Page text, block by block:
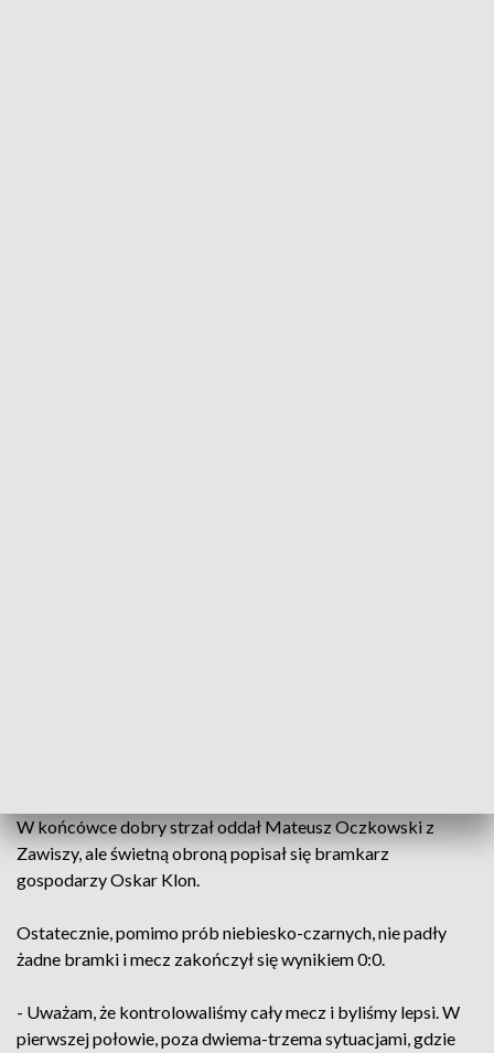
W końcówce dobry strzał oddał Mateusz Oczkowski z
Zawiszy, ale świetną obroną popisał się bramkarz
gospodarzy Oskar Klon.
Ostatecznie, pomimo prób niebiesko-czarnych, nie padły
żadne bramki i mecz zakończył się wynikiem 0:0.
- Uważam, że kontrolowaliśmy cały mecz i byliśmy lepsi. W
pierwszej połowie, poza dwiema-trzema sytuacjami, gdzie